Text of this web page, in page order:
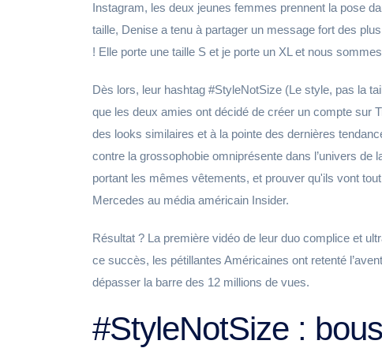
Instagram, les deux jeunes femmes prennent la pose
taille, Denise a tenu à partager un message fort des
! Elle porte une taille S et je porte un XL et nous
Dès lors, leur hashtag #StyleNotSize (Le style, pas la
que les deux amies ont décidé de créer un compte sur
des looks similaires et à la pointe des dernières
contre la grossophobie omniprésente dans l’univers
portant les mêmes vêtements, et prouver qu'ils vont
Mercedes au média américain Insider.
Résultat ? La première vidéo de leur duo complice et
ce succès, les pétillantes Américaines ont retenté
dépasser la barre des 12 millions de vues.
#StyleNotSize :